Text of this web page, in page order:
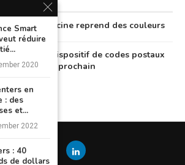
la télémédecine reprend des couleurs
lancera un dispositif de codes postaux
en octobre prochain
Smart
réduire
2020
en
: des
et...
2022
: 40
de dollars